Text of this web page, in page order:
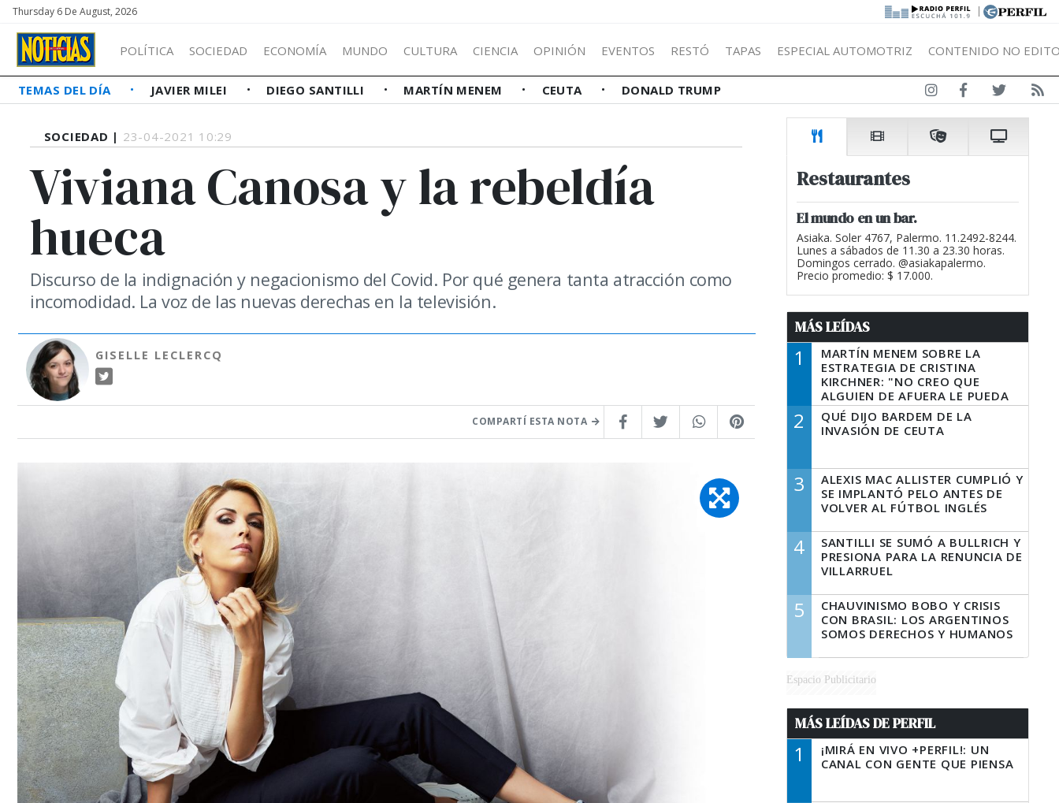
Thursday 6 De August, 2026 |
POLÍTICA SOCIEDAD ECONOMÍA MUNDO CULTURA CIENCIA OPINIÓN EVENTOS RESTÓ TAPAS ESPECIAL AUTOMOTRIZ CONTENIDO NO
TEMAS DEL DÍA JAVIER MILEI DIEGO SANTILLI MARTÍN MENEM CEUTA DONALD TRUMP
SOCIEDAD | 23-04-2021 10:29
Viviana Canosa y la rebeldía
hueca
Discurso de la indignación y negacionismo del Covid. Por qué genera tanta atracción como
incomodidad. La voz de las nuevas derechas en la televisión.
GISELLE LECLERCQ
COMPARTÍ ESTA NOTA
Restaurantes
El mundo en un bar.
Asiaka. Soler 4767, Palermo. 11.2492-8244.
Lunes a sábados de 11.30 a 23.30 horas.
Domingos cerrado. @asiakapalermo.
Precio promedio: $ 17.000.
MÁS LEÍDAS
1
MARTÍN MENEM SOBRE LA
ESTRATEGIA DE CRISTINA
KIRCHNER: "NO CREO QUE
ALGUIEN DE AFUERA LE PUEDA
DECIR A LA JUSTICIA LO QUE
TIENE QUE HACER"
2
QUÉ DIJO BARDEM DE LA
INVASIÓN DE CEUTA
3
ALEXIS MAC ALLISTER CUMPLIÓ Y
SE IMPLANTÓ PELO ANTES DE
VOLVER AL FÚTBOL INGLÉS
4
SANTILLI SE SUMÓ A BULLRICH Y
PRESIONA PARA LA RENUNCIA DE
VILLARRUEL
5
CHAUVINISMO BOBO Y CRISIS
CON BRASIL: LOS ARGENTINOS
SOMOS DERECHOS Y HUMANOS
Espacio Publicitario
MÁS LEÍDAS DE PERFIL
1
¡MIRÁ EN VIVO +PERFIL!: UN
CANAL CON GENTE QUE PIENSA